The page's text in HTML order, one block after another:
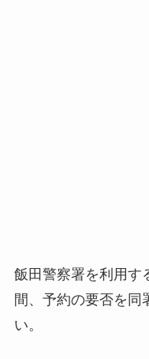
飯田警察署を利用す
間、予約の要否を同
い。